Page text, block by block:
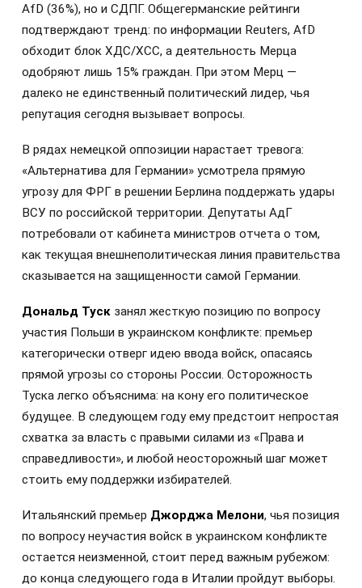
AfD (36%), но и СДПГ. Общегерманские рейтинги
подтверждают тренд: по информации Reuters, AfD
обходит блок ХДС/ХСС, а деятельность Мерца
одобряют лишь 15% граждан. При этом Мерц —
далеко не единственный политический лидер, чья
репутация сегодня вызывает вопросы.
В рядах немецкой оппозиции нарастает тревога:
«Альтернатива для Германии» усмотрела прямую
угрозу для ФРГ в решении Берлина поддержать удары
ВСУ по российской территории. Депутаты АдГ
потребовали от кабинета министров отчета о том,
как текущая внешнеполитическая линия правительства
сказывается на защищенности самой Германии.
Дональд Туск занял жесткую позицию по вопросу
участия Польши в украинском конфликте: премьер
категорически отверг идею ввода войск, опасаясь
прямой угрозы со стороны России. Осторожность
Туска легко объяснима: на кону его политическое
будущее. В следующем году ему предстоит непростая
схватка за власть с правыми силами из «Права и
справедливости», и любой неосторожный шаг может
стоить ему поддержки избирателей.
Итальянский премьер Джорджа Мелони, чья позиция
по вопросу неучастия войск в украинском конфликте
остается неизменной, стоит перед важным рубежом:
до конца следующего года в Италии пройдут выборы.